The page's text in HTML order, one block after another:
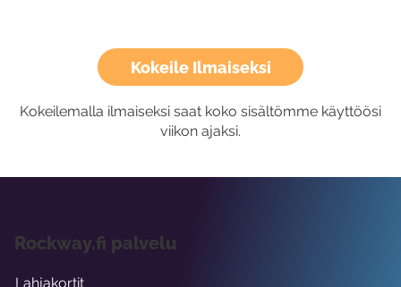
Kokeile Ilmaiseksi
Kokeilemalla ilmaiseksi saat koko sisältömme käyttöösi
viikon ajaksi.
Rockway.fi palvelu
Lahjakortit